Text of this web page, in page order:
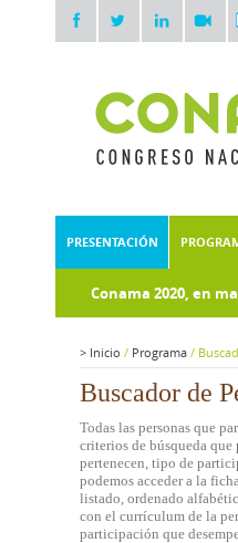
PRESENTACIÓN
Conama 2020, en
> Inicio / Programa /
Buscador de
Todas las personas que
criterios de búsqueda
pertenecen, tipo de
podemos acceder a la
listado, ordenado
con el currículum de la
participación que